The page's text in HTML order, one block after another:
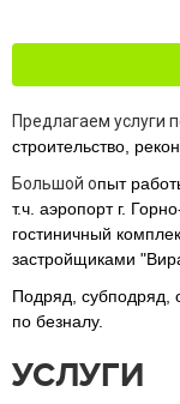
Предлагаем услуги
строительство,
Большой опыт
т.ч. аэропорт г.
гостиничный
застройщиками
Подряд, субподряд,
по безналу.
УСЛУГИ